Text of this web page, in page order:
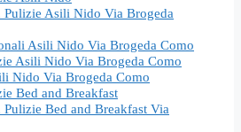
Pulizie Asili Nido Via Brogeda
Asili Nido Via Brogeda Como
Asili Nido Via Brogeda Como
Nido Via Brogeda Como
Bed and Breakfast
Bed and Breakfast Via